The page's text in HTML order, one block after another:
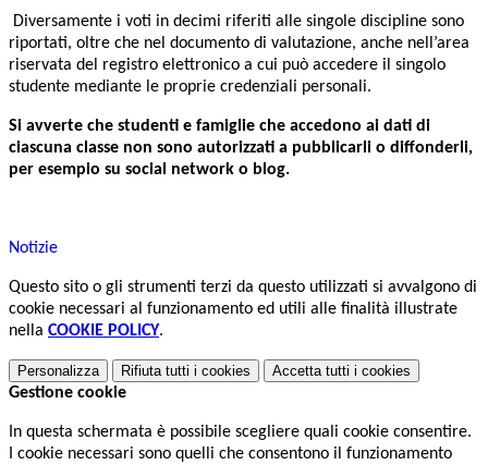
Diversamente i voti in decimi riferiti alle singole discipline sono
riportati, oltre che nel documento di valutazione, anche nell’area
riservata del registro elettronico a cui può accedere il singolo
studente mediante le proprie credenziali personali.
Si avverte che studenti e famiglie che accedono ai dati di
ciascuna classe non sono autorizzati a pubblicarli o diffonderli,
per esempio su social network o blog.
Notizie
Questo sito o gli strumenti terzi da questo utilizzati si avvalgono di
cookie necessari al funzionamento ed utili alle finalità illustrate
nella COOKIE POLICY.
Personalizza Rifiuta tutti i cookies Accetta tutti i cookies
Gestione cookie
In questa schermata è possibile scegliere quali cookie consentire.
I cookie necessari sono quelli che consentono il funzionamento